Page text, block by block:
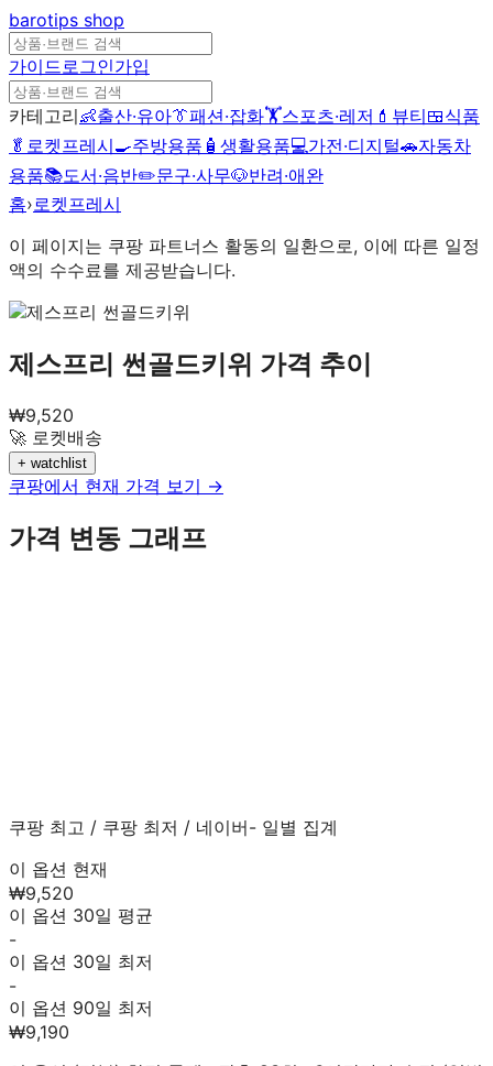
barotips shop
가이드로그인가입
카테고리👶출산·유아👔패션·잡화🏋️스포츠·레저 💄 뷰티🍱식품
🥬 로켓프레시🍳주방용품 🧴 생활용품💻가전·디지털🚗자동차
용품📚도서·음반✏️문구·사무🐶반려·애완
홈›로켓프레시
이 페이지는 쿠팡 파트너스 활동의 일환으로, 이에 따른 일정
액의 수수료를 제공받습니다.
제스프리 썬골드키위 가격 추이
₩9,520
🚀 로켓배송
+ watchlist
쿠팡에서 현재 가격 보기 →
가격 변동 그래프
쿠팡 최고 / 쿠팡 최저 / 네이버- 일별 집계
이 옵션 현재
₩9,520
이 옵션 30일 평균
-
이 옵션 30일 최저
-
이 옵션 90일 최저
₩9,190